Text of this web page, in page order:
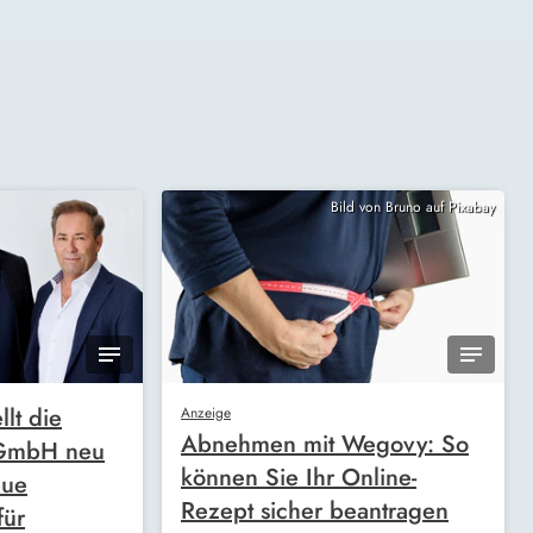
die
neu
Bild von Bruno auf Pixabay
Anzeige
Abnehmen mit Wegovy: So
können Sie Ihr Online-
Rezept sicher beantragen